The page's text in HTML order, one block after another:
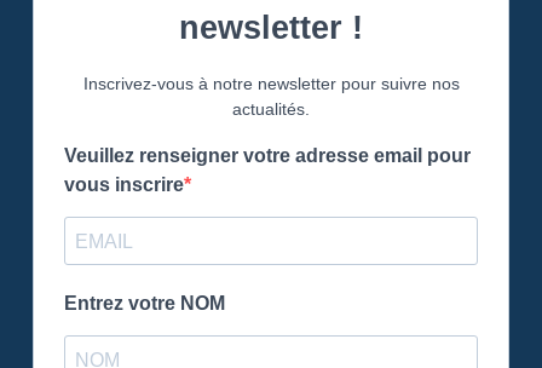
newsletter !
Inscrivez-vous à notre newsletter pour suivre nos
actualités.
Veuillez renseigner votre adresse email pour
vous inscrire
Entrez votre NOM